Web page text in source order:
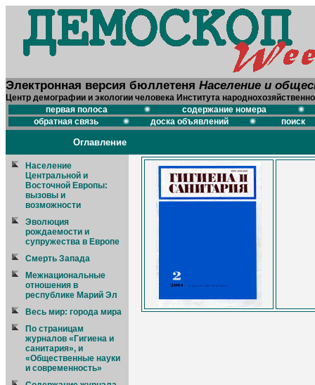
Электронная версия бюллетеня Население и
Центр демографии и экологии человека Института
первая полоса
содержание номера
обратная связь
доска объявлений поиск
Оглавление
Население
Центральной и
Восточной Европы:
вызовы и
возможности
Эволюция
рождаемости и
супружества в Европе
Смерть Запада
Межнациональные
отношения в
республике Марий Эл
Весь мир: города мира
По страницам
журналов «Гигиена и
санитария», и
«Общественные науки
и современность»